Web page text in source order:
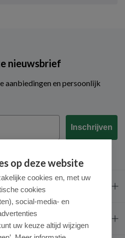
nieuwsbrief
aanbiedingen en persoonlijk
Inschrijven
op deze website
cookies en, met uw
cookies
social-media- en
uw keuze altijd wijzigen